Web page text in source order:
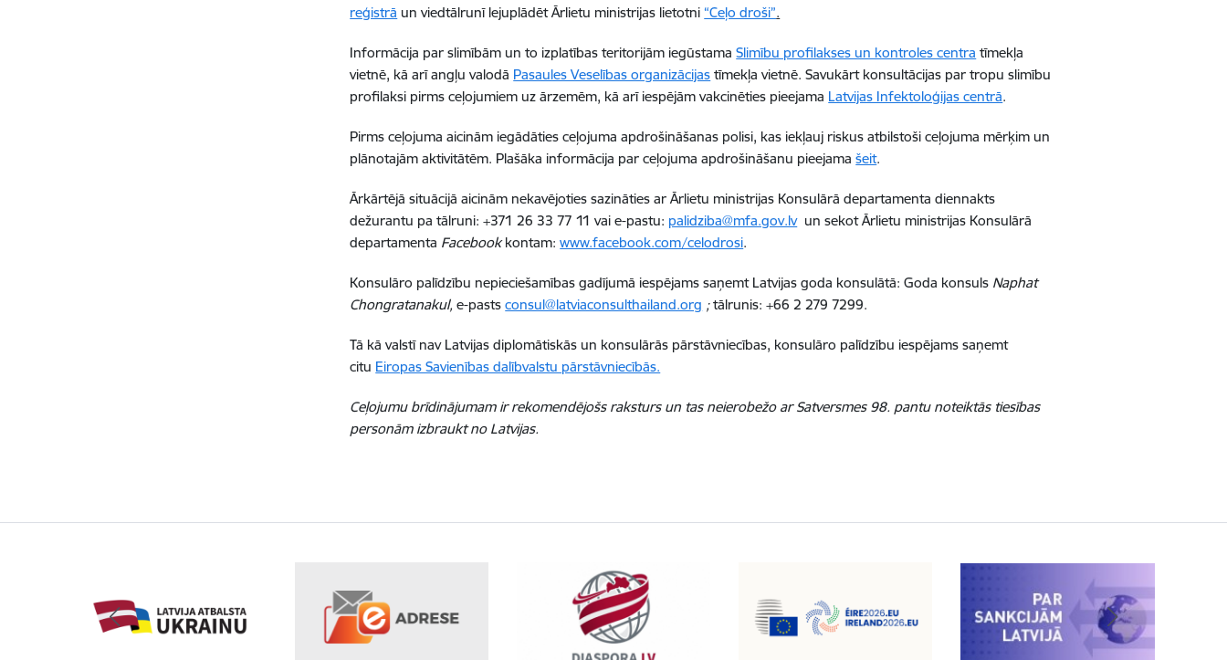
reģistrā un viedtālrunī lejuplādēt Ārlietu ministrijas lietotni“Ceļo droši”.
Informācija par slimībām un to izplatības teritorijām iegūstamaSlimību profilakses un kontroles centra tīmekļa
vietnē, kā arī angļu valodā Pasaules Veselības organizācijas tīmekļa vietnē. Savukārt konsultācijas par tropu slimību
profilaksi pirms ceļojumiem uz ārzemēm, kā arī iespējām vakcinēties pieejama Latvijas Infektoloģijas centrā.
Pirms ceļojuma aicinām iegādāties ceļojuma apdrošināšanas polisi, kas iekļauj riskus atbilstoši ceļojuma mērķim un
plānotajām aktivitātēm. Plašāka informācija par ceļojuma apdrošināšanu pieejamašeit.
Ārkārtējā situācijā aicinām nekavējoties sazināties ar Ārlietu ministrijas Konsulārā departamenta diennakts
dežurantu pa tālruni: +371 26 33 77 11 vai e-pastu: palidziba@mfa.gov.lvun sekot Ārlietu ministrijas Konsulārā
departamenta Facebookkontam:www.facebook.com/celodrosi.
Konsulāro palīdzību nepieciešamības gadījumā iespējams saņemt Latvijas goda konsulātā: Goda konsuls Naphat
Chongratanakul,e-pastsconsul@latviaconsulthailand.org ;tālrunis:+66 2 279 7299.
Tā kā valstī nav Latvijas diplomātiskās un konsulārās pārstāvniecības, konsulāro palīdzību iespējams saņemt
citu Eiropas Savienības dalībvalstu pārstāvniecībās.
Ceļojumu brīdinājumam ir rekomendējošs raksturs un tas neierobežo ar Satversmes 98. pantu noteiktās tiesības
personām izbraukt no Latvijas.